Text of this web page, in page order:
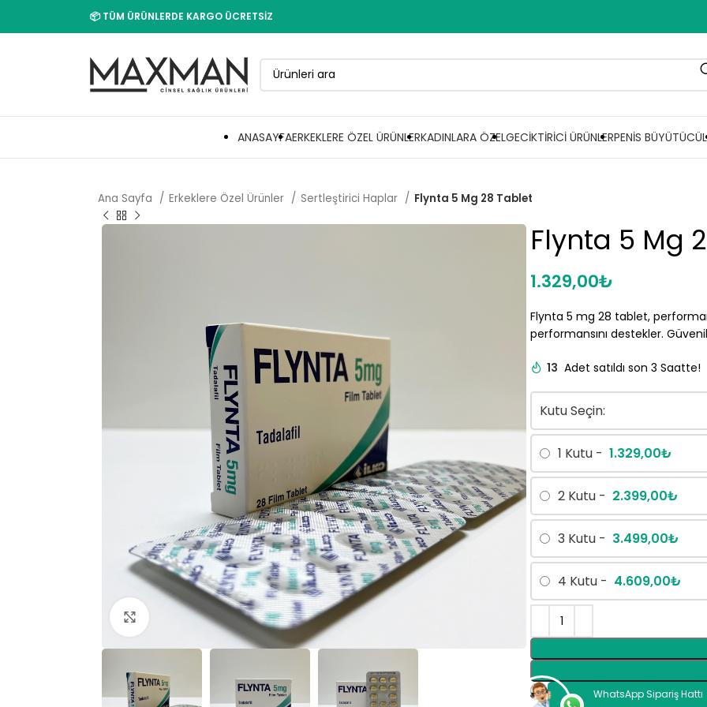
📦 TÜM ÜRÜNLERDE KARGO ÜCRETSİZ
ANASAYFAERKEKLERE ÖZEL ÜRÜNLERKADINLARA ÖZELGECIKTIRICI ÜRÜNLERPENIS
Ana Sayfa Erkeklere Özel Ürünler Sertleştirici Haplar Flynta 5 Mg 28 Tablet
Click to enlarge
Flynta 5 Mg
1.329,00₺
Flynta 5 mg 28 tablet,
performansını destekler.
13 Adet satıldı son 3 Saatte!
Kutu Seçin:
1 Kutu - 1.329,00₺
2 Kutu - 2.399,00₺
3 Kutu - 3.499,00₺
4 Kutu - 4.609,00₺
WhatsApp Sipariş Hattı